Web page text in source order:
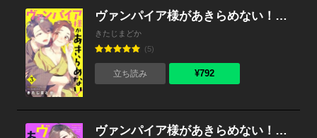
ヴァンパイア様があきらめない！ （3）
きたじまどか
(5)
立ち読み ¥792
ヴァンパイア様があきらめない！ （2）